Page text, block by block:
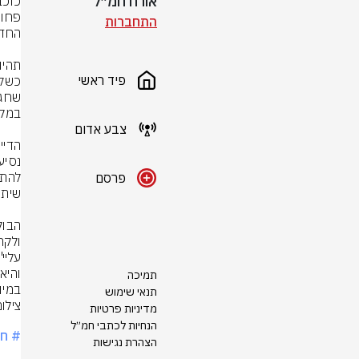
התחברות
פיד ראשי
צבע אדום
פרסם
תמיכה
תנאי שימוש
מדיניות פרטיות
הנחיות לכתבי חמ״ל
הצהרת נגישות
#